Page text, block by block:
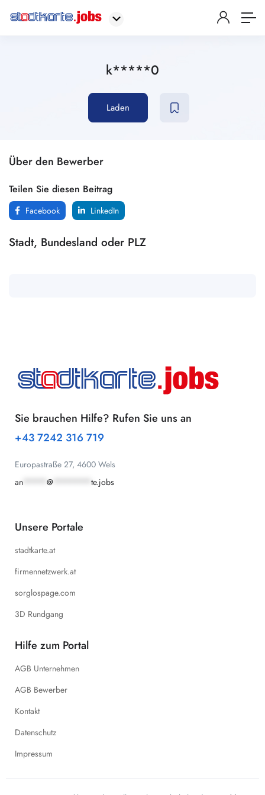
k*****0
Laden
Über den Bewerber
Teilen Sie diesen Beitrag
Facebook LinkedIn
Stadt, Bundesland oder PLZ
Sie brauchen Hilfe? Rufen Sie uns an
+43 7242 316 719
Europastraße 27, 4600 Wels
an
@ te.jobs
Unsere Portale
stadtkarte.at
firmennetzwerk.at
sorglospage.com
3D Rundgang
Hilfe zum Portal
AGB Unternehmen
AGB Bewerber
Kontakt
Datenschutz
Impressum